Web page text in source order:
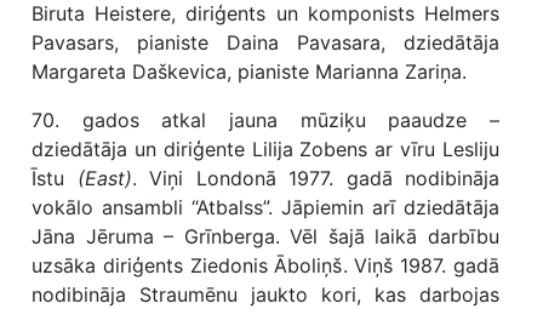
Biruta Heistere, diriģents un komponists Helmers
Pavasars, pianiste Daina Pavasara, dziedātāja
Margareta Daškevica, pianiste Marianna Zariņa.
70. gados atkal jauna mūziķu paaudze –
dziedātāja un diriģente Lilija Zobens ar vīru Lesliju
Īstu (East). Viņi Londonā 1977. gadā nodibināja
vokālo ansambli “Atbalss”. Jāpiemin arī dziedātāja
Jāna Jēruma – Grīnberga. Vēl šajā laikā darbību
uzsāka diriģents Ziedonis Āboliņš. Viņš 1987. gadā
nodibināja Straumēnu jaukto kori, kas darbojas